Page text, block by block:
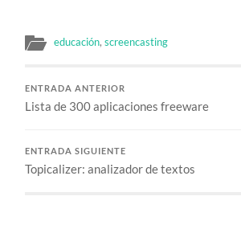
educación,screencasting
ENTRADA ANTERIOR
Lista de 300 aplicaciones freeware
ENTRADA SIGUIENTE
Topicalizer: analizador de textos